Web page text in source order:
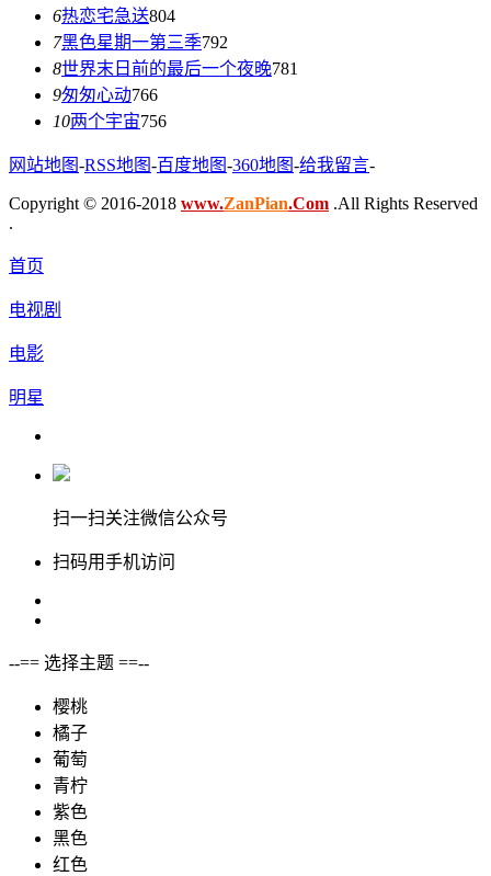
6热恋宅急送804
7黑色星期一第三季792
8世界末日前的最后一个夜晚781
9匆匆心动766
10两个宇宙756
网站地图-RSS地图-百度地图-360地图-给我留言-
Copyright © 2016-2018 www.ZanPian.Com .All Rights Reserved
.
首页
电视剧
电影
明星
扫一扫关注微信公众号
扫码用手机访问
--== 选择主题 ==--
樱桃
橘子
葡萄
青柠
紫色
黑色
红色